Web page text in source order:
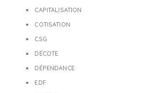
CAPITALISATION
COTISATION
CSG
DÉCOTE
DÉPENDANCE
EDF